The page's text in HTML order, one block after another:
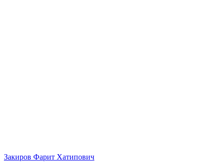
Закиров Фарит Хатипович